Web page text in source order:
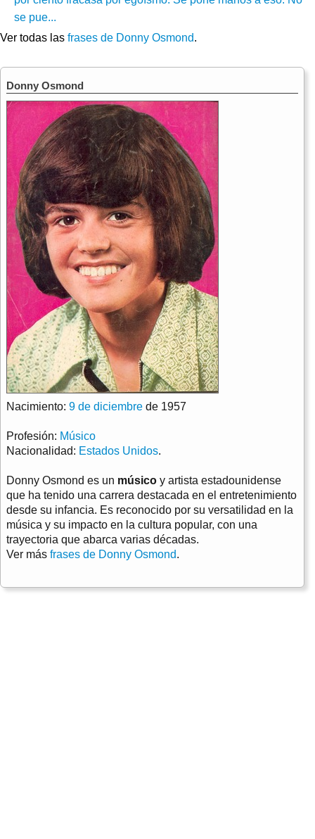
se pue...
Ver todas las frases de Donny Osmond.
Donny Osmond
Nacimiento: 9 de diciembre de 1957
Profesión: Músico
Nacionalidad: Estados Unidos.
Donny Osmond es un músico y artista estadounidense
que ha tenido una carrera destacada en el entretenimiento
desde su infancia. Es reconocido por su versatilidad en la
música y su impacto en la cultura popular, con una
trayectoria que abarca varias décadas.
Ver más frases de Donny Osmond.